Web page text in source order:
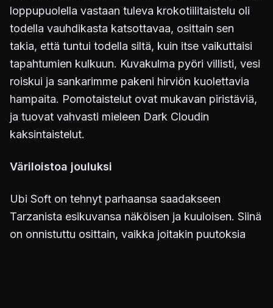
loppupuolella vastaan tuleva krokotiilitaistelu oli
todella vauhdikasta katsottavaa, osittain sen
takia, että tuntui todella siltä, kuin itse vaikuttaisi
tapahtumien kulkuun. Kuvakulma pyöri villisti, vesi
roiskui ja sankarimme pakeni hirviön kuolettavia
hampaita. Pomotaistelut ovat mukavan piristäviä,
ja tuovat vahvasti mieleen Dark Cloudin
kaksintaistelut.
Väriloistoa jouluksi
Ubi Soft on tehnyt parhaansa saadakseen
Tarzanista esikuvansa näköisen ja kuuloisen. Siinä
on onnistuttu osittain, vaikka joitakin puutoksia